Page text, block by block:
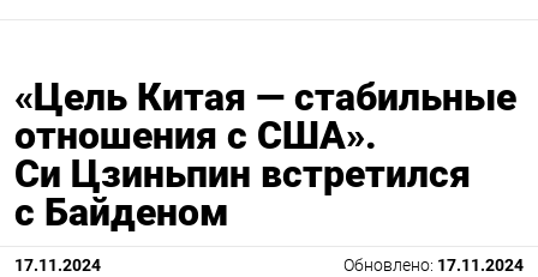
«Цель Китая — стабильные
отношения с США».
Си Цзиньпин встретился
с Байденом
17.11.2024 Обновлено: 17.11.2024